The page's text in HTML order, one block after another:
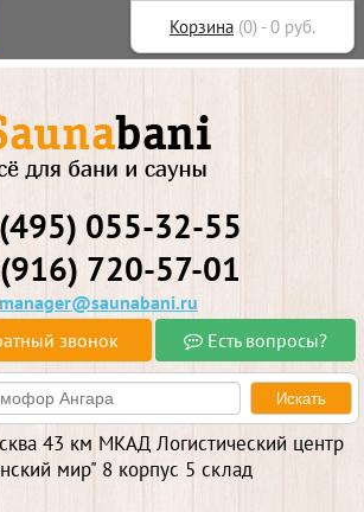
Корзина (0) -0 руб.
055-32-55
720-57-01
manager@saunabani.ru
звонок
Есть вопросы?
43 км МКАД Логистический центр
мир" 8 корпус 5 склад